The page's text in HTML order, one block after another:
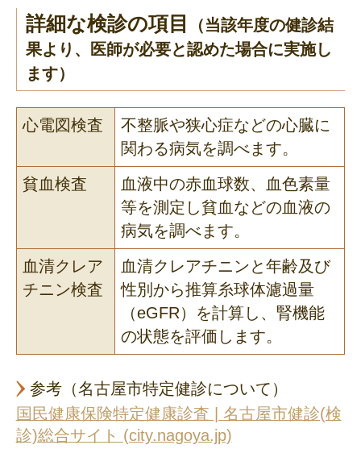
詳細な検診の項目
（当該年度の健診結
果より、医師が必要と認めた場合に実施し
ます）
心電図検査
不整脈や狭心症などの心臓に
関わる病気を調べます。
貧血検査
血液中の赤血球数、血色素量
等を測定し貧血などの血液の
病気を調べます。
血清クレア
チニン検査
血清クレアチニンと年齢及び
性別から推算糸球体濾過量
（eGFR）を計算し、腎機能
の状態を評価します。
参考（名古屋市特定健診について）
国民健康保険特定健康診査 | 名古屋市健診(検
診)総合サイト (city.nagoya.jp)